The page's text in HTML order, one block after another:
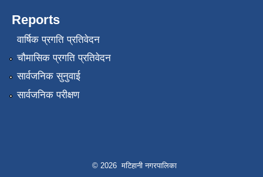
Reports
वार्षिक प्रगति प्रतिवेदन
चौमासिक प्रगति प्रतिवेदन
सार्वजनिक सुनुवाई
सार्वजनिक परीक्षण
© 2026 मटिहानी नगरपालिका